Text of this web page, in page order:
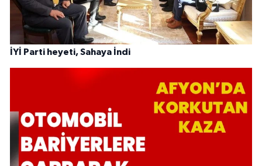
İYİ Parti heyeti, Sahaya İndi